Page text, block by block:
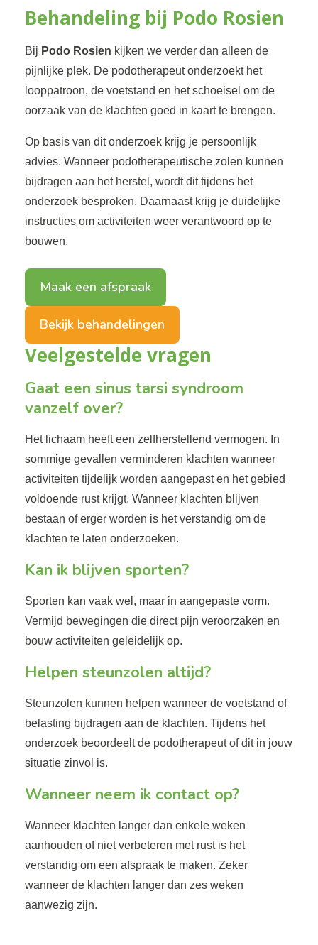
Behandeling bij Podo Rosien
Bij Podo Rosien kijken we verder dan alleen de
pijnlijke plek. De podotherapeut onderzoekt het
looppatroon, de voetstand en het schoeisel om de
oorzaak van de klachten goed in kaart te brengen.
Op basis van dit onderzoek krijg je persoonlijk
advies. Wanneer podotherapeutische zolen kunnen
bijdragen aan het herstel, wordt dit tijdens het
onderzoek besproken. Daarnaast krijg je duidelijke
instructies om activiteiten weer verantwoord op te
bouwen.
Maak een afspraak
Bekijk behandelingen
Veelgestelde vragen
Gaat een sinus tarsi syndroom
vanzelf over?
Het lichaam heeft een zelfherstellend vermogen. In
sommige gevallen verminderen klachten wanneer
activiteiten tijdelijk worden aangepast en het gebied
voldoende rust krijgt. Wanneer klachten blijven
bestaan of erger worden is het verstandig om de
klachten te laten onderzoeken.
Kan ik blijven sporten?
Sporten kan vaak wel, maar in aangepaste vorm.
Vermijd bewegingen die direct pijn veroorzaken en
bouw activiteiten geleidelijk op.
Helpen steunzolen altijd?
Steunzolen kunnen helpen wanneer de voetstand of
belasting bijdragen aan de klachten. Tijdens het
onderzoek beoordeelt de podotherapeut of dit in jouw
situatie zinvol is.
Wanneer neem ik contact op?
Wanneer klachten langer dan enkele weken
aanhouden of niet verbeteren met rust is het
verstandig om een afspraak te maken. Zeker
wanneer de klachten langer dan zes weken
aanwezig zijn.